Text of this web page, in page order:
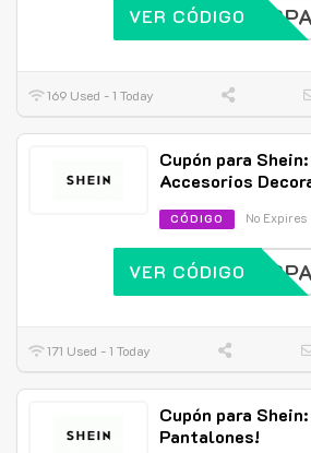
VER CÓDIGO
169 Used - 1 Today
Cupón para
Accesorios
CÓDIGO No Expires
VER CÓDIGO
171 Used - 1 Today
Cupón para
Pantalones!